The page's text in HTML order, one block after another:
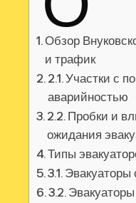
Обзор
и трафик
2.1. Участки с
аварийностью
2.2. Пробки и
ожидания
Типы
3.1. Эвакуаторы
3.2.